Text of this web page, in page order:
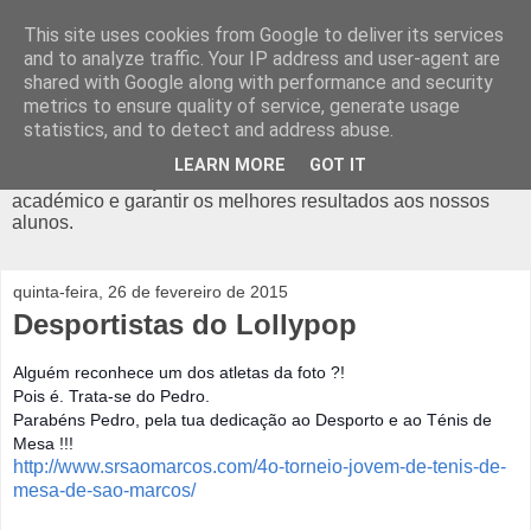
Diário do Lollypop
O Lollypop é um ATL em Odivelas, com actividades como o
Futebol, Hip Hop, Capoeira, Teatro, Yoga, Ballet, Inglês, e
muito mais. Com alvará da Segurança Social, é um espaço
académico e garantir os melhores resultados aos nossos
alunos.
quinta-feira, 26 de fevereiro de 2015
Desportistas do Lollypop
Alguém reconhece um dos atletas da foto ?!
Pois é. Trata-se do Pedro.
Parabéns Pedro, pela tua dedicação ao Desporto e ao Ténis de
Mesa !!!
http://www.srsaomarcos.com/4o-torneio-jovem-de-tenis-de-
mesa-de-sao-marcos/
This site uses cookies from Google to deliver its services
and to analyze traffic. Your IP address and user-agent are
shared with Google along with performance and security
metrics to ensure quality of service, generate usage
statistics, and to detect and address abuse.
LEARN MORE GOT IT